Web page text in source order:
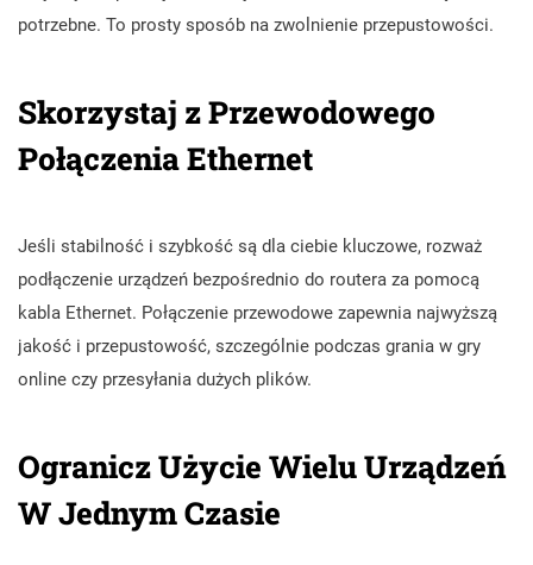
potrzebne. To prosty sposób na zwolnienie przepustowości.
Skorzystaj z Przewodowego
Połączenia Ethernet
Jeśli stabilność i szybkość są dla ciebie kluczowe, rozważ
podłączenie urządzeń bezpośrednio do routera za pomocą
kabla Ethernet. Połączenie przewodowe zapewnia najwyższą
jakość i przepustowość, szczególnie podczas grania w gry
online czy przesyłania dużych plików.
Ogranicz Użycie Wielu Urządzeń
W Jednym Czasie